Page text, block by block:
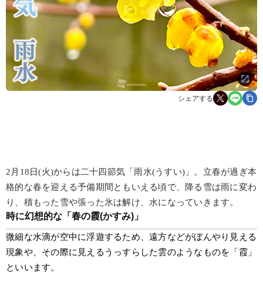
シェアする
2月18日(火)からは二十四節気「雨水(うすい)」。立春が過ぎ本
格的な春を迎える予備期間ともいえる頃で、降る雪は雨に変わ
り、積もった雪や張った氷は解け、水になっていきます。
時に幻想的な「春の霞(かすみ)」
微細な水滴が空中に浮遊するため、遠方などがぼんやり見える
現象や、その際に見えるうっすらした雲のようなものを「霞」
といいます。